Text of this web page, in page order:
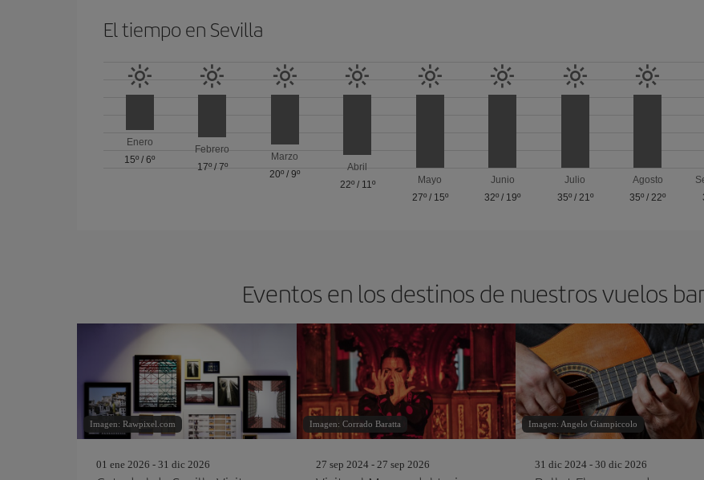
El tiempo en Sevilla
Enero
15º /6º
Febrero
17º/ 7º
Marzo
20º /9º
Abril
22º/ 11º
Mayo
27º/ 15º
Junio
32º / 19º
Julio
35º/ 21º
Agosto
35º /22º
Eventos en los destinos de nuestros vuelos
Imagen: Rawpixel.com
01 ene 2026 - 31 dic 2026
Imagen: Corrado Baratta
27 sep 2024 - 27 sep 2026
Imagen: Angelo Giampiccolo
31 dic 2024 - 30 dic 2026